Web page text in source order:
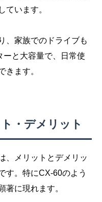
ています。
、家族でのドライブも
と大容量で、日常使
きます。
・デメリット
、メリットとデメリッ
す。特にCX-60のよう
著に現れます。